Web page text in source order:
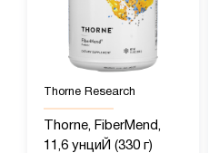
Thorne Research
Thorne, FiberMend,
11,6 унциЙ (330 г)